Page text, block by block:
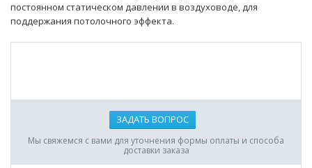
постоянном статическом давлении в воздуховоде, для
поддержания потолочного эффекта.
ЗАДАТЬ ВОПРОС
Мы свяжемся с вами для уточнения формы оплаты и способа
доставки заказа